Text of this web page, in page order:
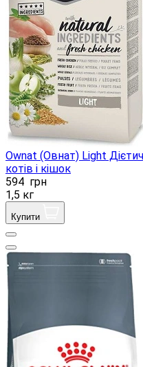
Ownat (Овнат) Light
котів і кішок
594 грн
1,5 кг
Купити